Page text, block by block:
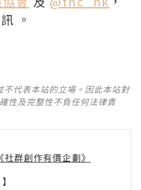
。
代表本站的立場。因此本站對
性及完整性不負任何法律責
社群創作有價企劃》